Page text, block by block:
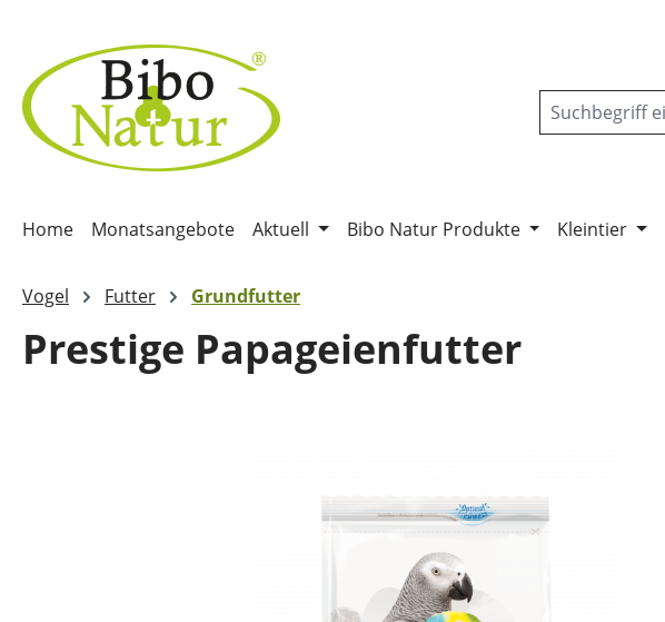
Home Monatsangebote Aktuell Bibo Natur Produkte Kleintier
Vogel Futter Grundfutter
Prestige Papageienfutter